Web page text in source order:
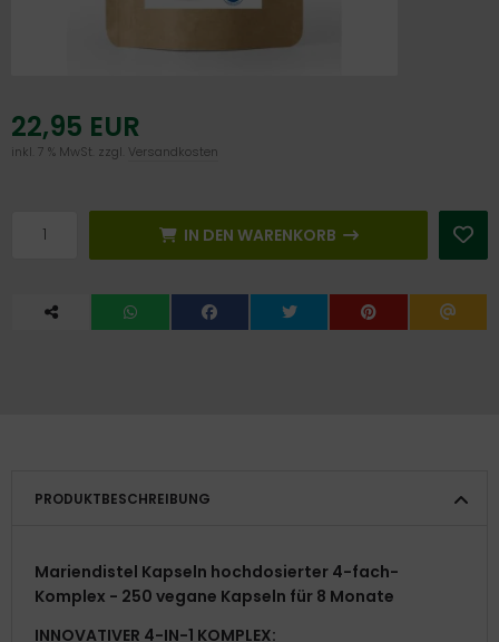
22,95 EUR
inkl. 7 % MwSt. zzgl. Versandkosten
IN DEN WARENKORB
PRODUKTBESCHREIBUNG
Mariendistel Kapseln hochdosierter 4-fach-
Komplex - 250 vegane Kapseln für 8 Monate
INNOVATIVER 4-IN-1 KOMPLEX: